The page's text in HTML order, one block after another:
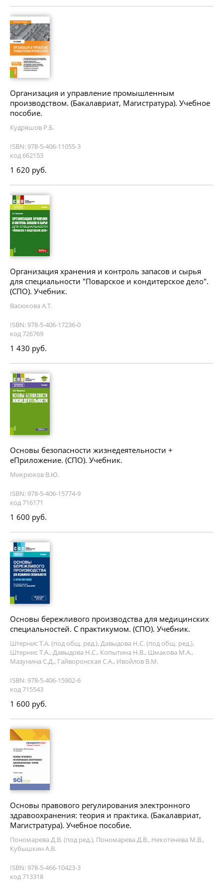
Организация и управление промышленным
производством. (Бакалавриат, Магистратура). Учебное
пособие.
Кудряшов Р.Б.
ISBN: 978-5-406-11055-3
код 662153
1 620 руб.
Организация хранения и контроль запасов и сырья
для специальности "Поварское и кондитерское дело".
(СПО). Учебник.
Васюкова А.Т.
ISBN: 978-5-406-17236-0
код 726769
1 430 руб.
Основы безопасности жизнедеятельности +
еПриложение. (СПО). Учебник.
Микрюков В.Ю.
ISBN: 978-5-406-15774-9
код 716171
1 600 руб.
Основы бережливого производства для медицинских
специальностей. С практикумом. (СПО). Учебник.
Штернис Т.А. (под общ. ред.), Давыдова Н.С. (под общ. ред.),
Штернис Т.А., Давыдова Н.С., Копытина Н.В., Шмакова М.А.,
Мазунина С.Д., Гайворонская С.А., Ивойлов В.М.
ISBN: 978-5-406-15902-6
код 715543
1 600 руб.
Основы правового регулирования электронного
здравоохранения: теория и практика. (Бакалавриат,
Магистратура). Учебное пособие.
Пономарева Д.В. (под ред.), Пономарева Д.В., Некотенева М.В.,
Кубышкин А.В.
ISBN: 978-5-466-10423-3
код 713318